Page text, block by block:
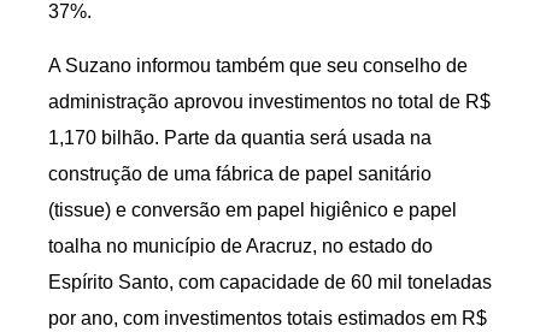
37%.
A Suzano informou também que seu conselho de
administração aprovou investimentos no total de R$
1,170 bilhão. Parte da quantia será usada na
construção de uma fábrica de papel sanitário
(tissue) e conversão em papel higiênico e papel
toalha no município de Aracruz, no estado do
Espírito Santo, com capacidade de 60 mil toneladas
por ano, com investimentos totais estimados em R$